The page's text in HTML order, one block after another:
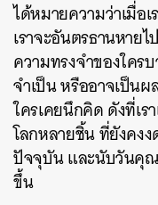
ได้หมายความว่าเมื่อ
เราจะอันตรธานหาย
ความทรงจำของใคร
จำเป็น หรืออาจเป็น
ใครเคยนึกคิด ดังที่เ
โลกหลายชิ้น ที่ยังคง
ปัจจุบัน และนับวันคุ
ขึ้น